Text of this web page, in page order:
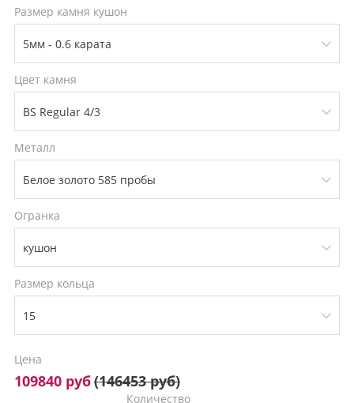
Размер камня кушон
Цвет камня
Металл
Огранка
Размер кольца
Цена
109840 руб(146453 руб)
Количество